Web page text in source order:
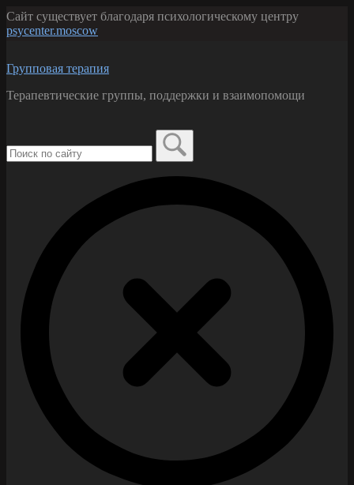
Перейти
к
содержанию
Сайт существует благодаря психологическому центру
psycenter.moscow
Групповая терапия
Терапевтические группы, поддержки и взаимопомощи
по: